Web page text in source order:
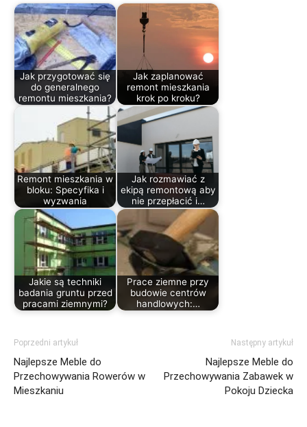
Jak przygotować się
do generalnego
remontu mieszkania?
Jak zaplanować
remont mieszkania
krok po kroku?
Remont mieszkania w
bloku: Specyfika i
wyzwania
Jak rozmawiać z
ekipą remontową aby
nie przepłacić i…
Jakie są techniki
badania gruntu przed
pracami ziemnymi?
Prace ziemne przy
budowie centrów
handlowych:…
Poprzedni artykuł
Najlepsze Meble do
Przechowywania Rowerów w
Mieszkaniu
Następny artykuł
Najlepsze Meble do
Przechowywania Zabawek w
Pokoju Dziecka